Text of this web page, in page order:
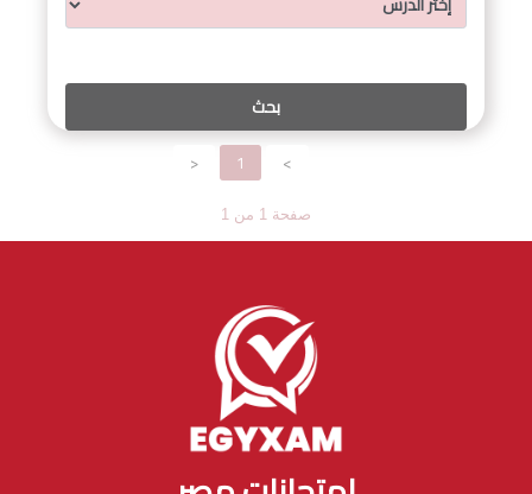
< 1 >
صفحة 1 من 1